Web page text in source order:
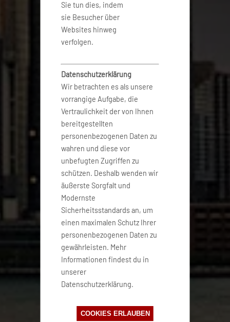
Sie tun dies, indem
sie Besucher über
Websites hinweg
verfolgen.
Datenschutzerklärung
Wir betrachten es als unsere
vorrangige Aufgabe, die
Vertraulichkeit der von Ihnen
bereitgestellten
personenbezogenen Daten zu
wahren und diese vor
unbefugten Zugriffen zu
schützen. Deshalb wenden wir
äußerste Sorgfalt und
Modernste
Sicherheitsstandards an, um
einen maximalen Schutz Ihrer
personenbezogenen Daten zu
gewährleisten. Mehr
Informationen findest du in
unserer
Datenschutzerklärung.
COOKIES ERLAUBEN